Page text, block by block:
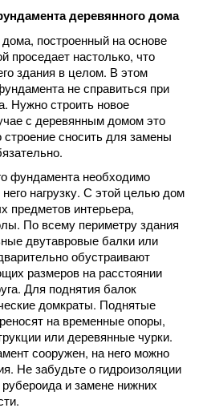
деревянного дома
построенный на основе
проседает настолько, что
здания в целом. В этом
не справиться при
Нужно строить новое
с деревянным домом это
сносить для замены
фундамента необходимо
нагрузку. С этой целью дом
предметов интерьера,
По всему периметру здания
двутавровые балки или
обустраивают
размеров на расстоянии
Для поднятия балок
домкраты. Поднятые
на временные опоры,
или деревянные чурки.
сооружен, на него можно
Не забудьте о гидроизоляции
и замене нижних